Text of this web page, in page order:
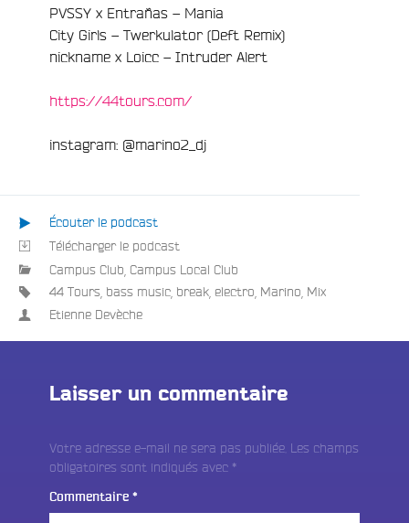
PVSSY x Entrañas – Mania
City Girls – Twerkulator (Deft Remix)
nickname x Loicc – Intruder Alert
https://44tours.com/
instagram: @marino2_dj
Écouter le podcast
Télécharger le podcast
Campus Club Campus Local Club
44 Tours bass music break electro Marino Mix
Etienne Devèche
Laisser un commentaire
Votre adresse e-mail ne sera pas publiée. Les champs
obligatoires sont indiqués avec *
Commentaire *